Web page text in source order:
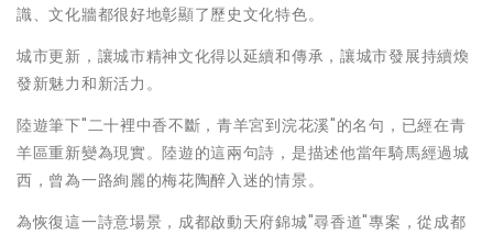
識、文化牆都很好地彰顯了歷史文化特色。
城市更新，讓城市精神文化得以延續和傳承，讓城市發展持續煥
發新魅力和新活力。
陸遊筆下"二十裡中香不斷，青羊宮到浣花溪"的名句，已經在青
羊區重新變為現實。陸遊的這兩句詩，是描述他當年騎馬經過城
西，曾為一路絢麗的梅花陶醉入迷的情景。
為恢復這一詩意場景，成都啟動天府錦城"尋香道"專案，從成都